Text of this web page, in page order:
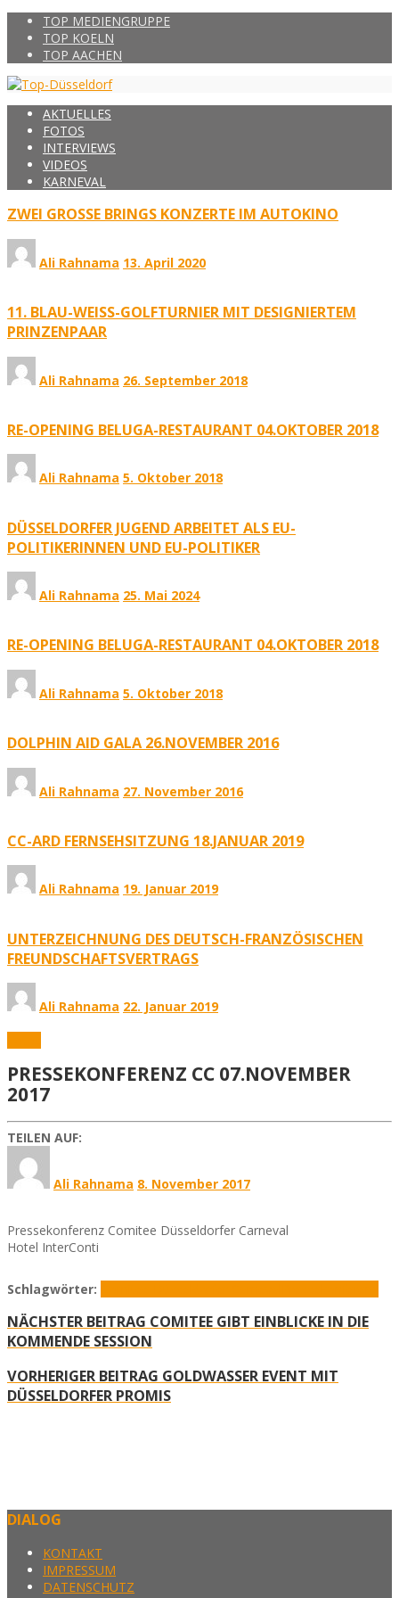
TOP MEDIENGRUPPE
TOP KOELN
TOP AACHEN
AKTUELLES
FOTOS
INTERVIEWS
VIDEOS
KARNEVAL
ZWEI GROSSE BRINGS KONZERTE IM AUTOKINO
Ali Rahnama 13. April 2020
11. BLAU-WEISS-GOLFTURNIER MIT DESIGNIERTEM
PRINZENPAAR
Ali Rahnama 26. September 2018
RE-OPENING BELUGA-RESTAURANT 04.OKTOBER 2018
Ali Rahnama 5. Oktober 2018
DÜSSELDORFER JUGEND ARBEITET ALS EU-
POLITIKERINNEN UND EU-POLITIKER
Ali Rahnama 25. Mai 2024
RE-OPENING BELUGA-RESTAURANT 04.OKTOBER 2018
Ali Rahnama 5. Oktober 2018
DOLPHIN AID GALA 26.NOVEMBER 2016
Ali Rahnama 27. November 2016
CC-ARD FERNSEHSITZUNG 18.JANUAR 2019
Ali Rahnama 19. Januar 2019
UNTERZEICHNUNG DES DEUTSCH-FRANZÖSISCHEN
FREUNDSCHAFTSVERTRAGS
Ali Rahnama 22. Januar 2019
PRESSEKONFERENZ CC 07.NOVEMBER
2017
TEILEN AUF:
Ali Rahnama 8. November 2017
Pressekonferenz Comitee Düsseldorfer Carneval
Hotel InterConti
Schlagwörter:
NÄCHSTER BEITRAG COMITEE GIBT EINBLICKE IN DIE
KOMMENDE SESSION
VORHERIGER BEITRAG GOLDWASSER EVENT MIT
DÜSSELDORFER PROMIS
DIALOG
KONTAKT
IMPRESSUM
DATENSCHUTZ